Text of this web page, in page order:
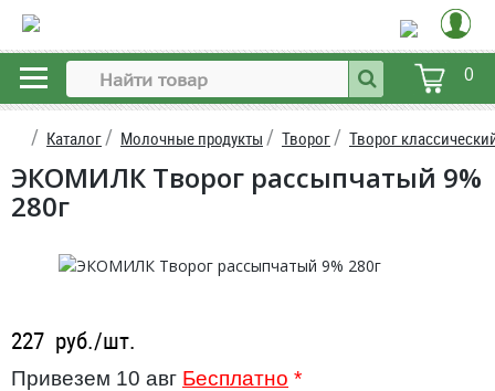
0
Каталог Молочные продукты Творог Творог
ЭКОМИЛК Творог рассыпчатый 9%
280г
227 руб./шт.
Привезем 10 авг Бесплатно *